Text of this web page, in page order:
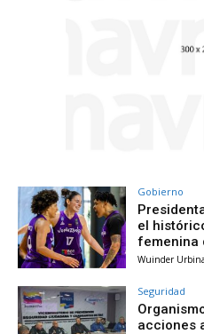
Gobierno
el
femenina
Wuinder Urbina
Seguridad
acciones